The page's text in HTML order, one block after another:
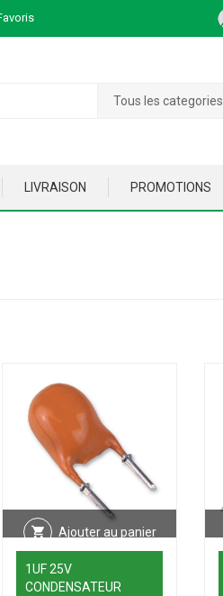
Tous les categories
LIVRAISON PROMOTIONS
Ajouter au panier
1UF 25V
CONDENSATEUR